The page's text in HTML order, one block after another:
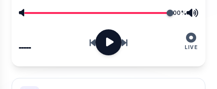
100%
LIVE